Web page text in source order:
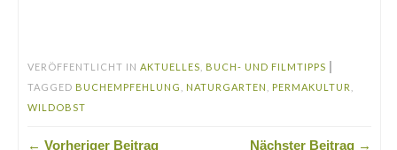
VERÖFFENTLICHT IN AKTUELLES BUCH- UND FILMTIPPS |
TAGGED BUCHEMPFEHLUNG NATURGARTEN PERMAKULTUR
WILDOBST
← Vorheriger Beitrag Nächster Beitrag →